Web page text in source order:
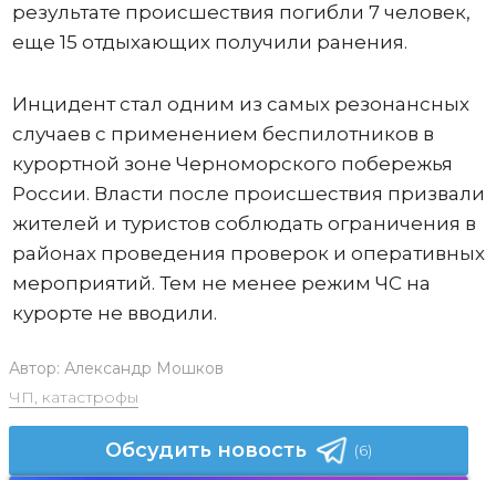
результате происшествия погибли 7 человек,
еще 15 отдыхающих получили ранения.
Инцидент стал одним из самых резонансных
случаев с применением беспилотников в
курортной зоне Черноморского побережья
России. Власти после происшествия призвали
жителей и туристов соблюдать ограничения в
районах проведения проверок и оперативных
мероприятий. Тем не менее режим ЧС на
курорте не вводили.
Автор: Александр Мошков
ЧП, катастрофы
Обсудить новость (6)